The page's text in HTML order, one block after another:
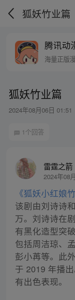
狐妖竹业篇
腾讯动
海量正版
狐妖竹业篇
2024年08月06日 01:51
1个回答
雷霆之箭
2024年08
《狐妖小红娘
该剧由刘诗诗
万。刘诗诗在
有黑化造型突
包括周洁琼、
彭小苒等。此
于 2019 年播
有出色表现。